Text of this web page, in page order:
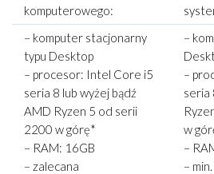
komputerowego:
– komputer stacjonarny
typu Desktop
– procesor: Intel Core i5
seria 8 lub wyżej bądź
AMD Ryzen 5 od serii
2200 w górę*
– RAM: 16GB
– zalecana
–
–
seria
w
–
–